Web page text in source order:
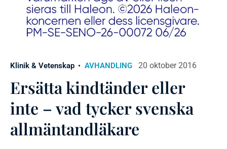
Klinik & Vetenskap AVHANDLING 20 oktober 2016
Ersätta kindtänder eller
inte – vad tycker svenska
allmäntandläkare